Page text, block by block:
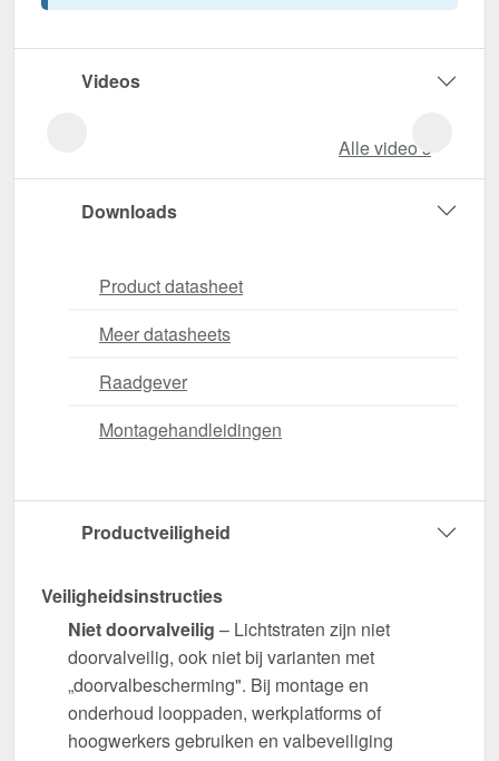
Videos
Alle video‘s
Downloads
Product datasheet
Meer datasheets
Raadgever
Montagehandleidingen
Productveiligheid
Veiligheidsinstructies
Niet doorvalveilig – Lichtstraten zijn niet
doorvalveilig, ook niet bij varianten met
„doorvalbescherming". Bij montage en
onderhoud looppaden, werkplatforms of
hoogwerkers gebruiken en valbeveiliging